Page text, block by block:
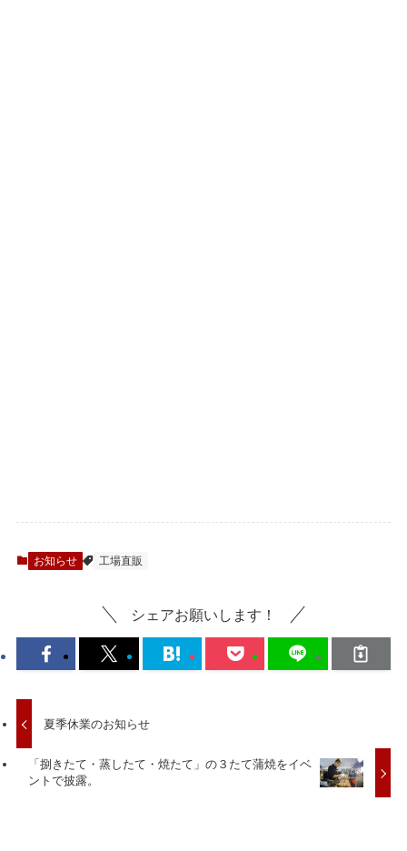
お知らせ 工場直販
シェアお願いします！
夏季休業のお知らせ
「捌きたて・蒸したて・焼たて」の３たて蒲焼をイベ
ントで披露。